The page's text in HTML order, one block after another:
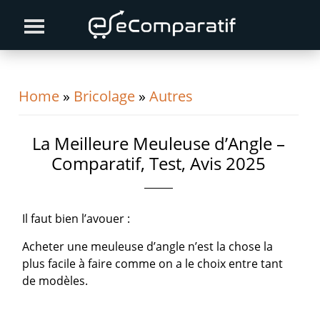
primary
content
primary
Home » Bricolage »Autres
La Meilleure Meuleuse d’Angle –
Comparatif, Test, Avis 2025
Il faut bien l’avouer :
Acheter une meuleuse d’angle n’est la chose la
plus facile à faire comme on a le choix entre tant
de modèles.